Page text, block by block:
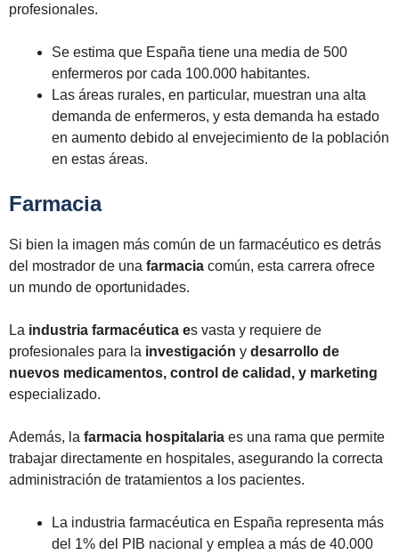
profesionales.
Se estima que España tiene una media de 500
enfermeros por cada 100.000 habitantes.
Las áreas rurales, en particular, muestran una alta
demanda de enfermeros, y esta demanda ha estado
en aumento debido al envejecimiento de la población
en estas áreas.
Farmacia
Si bien la imagen más común de un farmacéutico es detrás
del mostrador de una farmacia común, esta carrera ofrece
un mundo de oportunidades.
La industria farmacéutica es vasta y requiere de
profesionales para la investigación y desarrollo de
nuevos medicamentos, control de calidad, y marketing
especializado.
Además, la farmacia hospitalaria es una rama que permite
trabajar directamente en hospitales, asegurando la correcta
administración de tratamientos a los pacientes.
La industria farmacéutica en España representa más
del 1% del PIB nacional y emplea a más de 40.000